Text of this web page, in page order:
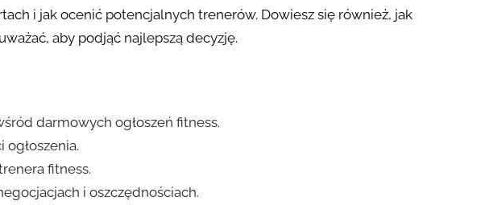
i jak ocenić potencjalnych trenerów. Dowiesz się również, jak
aby podjąć najlepszą decyzję.
darmowych ogłoszeń fitness.
fitness.
i oszczędnościach.